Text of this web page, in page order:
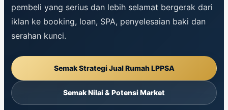
pembeli yang serius dan lebih selamat bergerak dari
iklan ke booking, loan, SPA, penyelesaian baki dan
serahan kunci.
Semak Strategi Jual Rumah LPPSA
Semak Nilai & Potensi Market